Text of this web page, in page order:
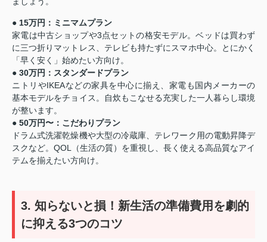
● 15万円：ミニマムプラン
家電は中古ショップや3点セットの格安モデル。ベッドは買わず
に三つ折りマットレス、テレビも持たずにスマホ中心。とにかく
「早く安く」始めたい方向け。
● 30万円：スタンダードプラン
ニトリやIKEAなどの家具を中心に揃え、家電も国内メーカーの
基本モデルをチョイス。自炊もこなせる充実した一人暮らし環境
が整います。
● 50万円〜：こだわりプラン
ドラム式洗濯乾燥機や大型の冷蔵庫、テレワーク用の電動昇降デ
スクなど。QOL（生活の質）を重視し、長く使える高品質なアイ
テムを揃えたい方向け。
3. 知らないと損！新生活の準備費用を劇的
に抑える3つのコツ